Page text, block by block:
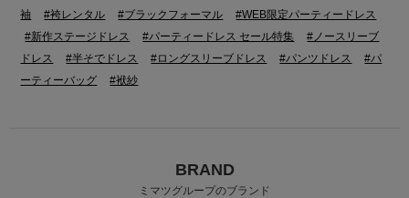
袖
#袴レンタル #ブラックフォーマル
#WEB限定パーティードレス
#新作ステージドレス
#パーティードレス セール特集
#ノースリーブ
ドレス
#半そでドレス #ロングスリーブドレス #パンツドレス
#パ
ーティーバッグ
#袱紗
BRAND
ミマツグループのブランド